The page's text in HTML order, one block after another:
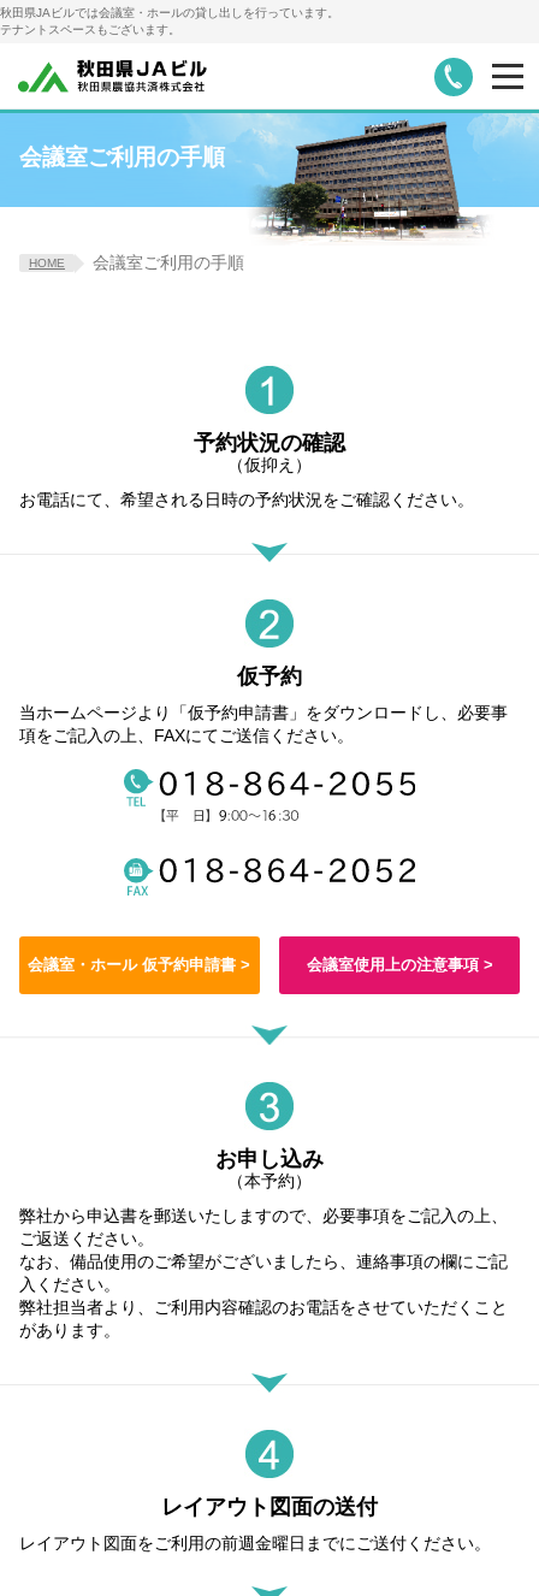
秋田県JAビルでは会議室・ホールの貸し出しを行っています。
テナントスペースもございます。
お知らせ 会議室・ホール詳細・料金
会議室ご利用の手順
会議室ご利用の手順
HOME 会議室ご利用の手順
予約状況の確認
（仮抑え）
お電話にて、希望される日時の予約状況をご確認ください。
仮予約
当ホームページより「仮予約申請書」をダウンロードし、必要事
項をご記入の上、FAXにてご送信ください。
会議室・ホール 仮予約申請書 > 会議室使用上の注意事項 >
お申し込み
（本予約）
弊社から申込書を郵送いたしますので、必要事項をご記入の上、
ご返送ください。
なお、備品使用のご希望がございましたら、連絡事項の欄にご記
入ください。
弊社担当者より、ご利用内容確認のお電話をさせていただくこと
があります。
レイアウト図面の送付
レイアウト図面をご利用の前週金曜日までにご送付ください。